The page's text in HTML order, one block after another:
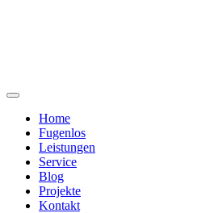
Home
Fugenlos
Leistungen
Service
Blog
Projekte
Kontakt